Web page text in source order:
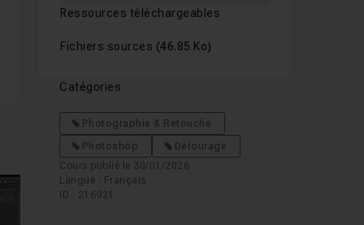
Ressources téléchargeables
Fichiers sources (46.85 Ko)
Catégories
Photographie & Retouche
Photoshop
Détourage
Cours publié le 30/01/2026
Langue : Français
ID : 216921